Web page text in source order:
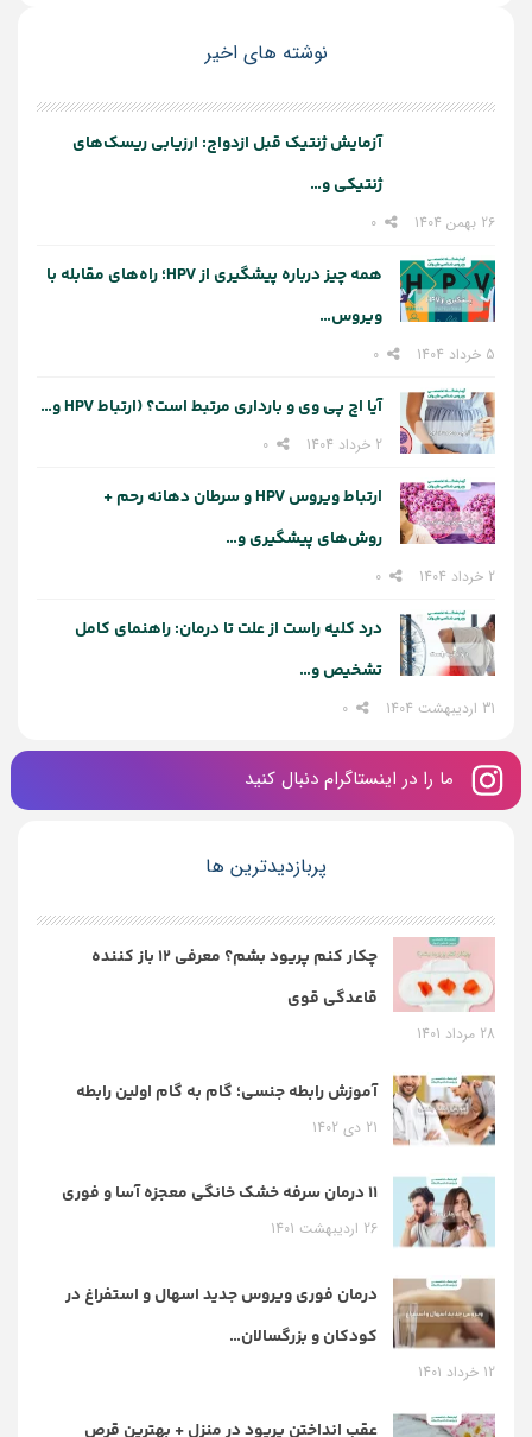
بیماری و به موقع تشخیص داده شود، درمان آن بسیار
آسان خواهد بود.
نوشته های اخیر
آزمایش ژنتیک قبل ازدواج: ارزیابی ریسک‌های
ژنتیکی و…
26 بهمن 1404
همه چیز درباره پیشگیری از HPV؛ راه‌های مقابله با
ویروس…
5 خرداد 1404
آیا اچ پی وی و بارداری مرتبط است؟ (ارتباط HPV و…
2 خرداد 1404
ارتباط ویروس HPV و سرطان دهانه رحم +
روش‌های پیشگیری و…
2 خرداد 1404
درد کلیه راست از علت تا درمان: راهنمای کامل
تشخیص و…
31 اردیبهشت 1404
ما را در اینستاگرام دنبال کنید
پربازدیدترین ها
چکار کنم پریود بشم؟ معرفی 12 باز کننده
قاعدگی قوی
28 مرداد 1401
آموزش رابطه جنسی؛ گام به گام اولین رابطه
21 دی 1402
11 درمان سرفه خشک خانگی معجزه آسا و فوری
26 اردیبهشت 1401
درمان فوری ویروس جدید اسهال و استفراغ در
کودکان و بزرگسالان…
12 خرداد 1401
عقب انداختن پریود در منزل + بهترین قرص